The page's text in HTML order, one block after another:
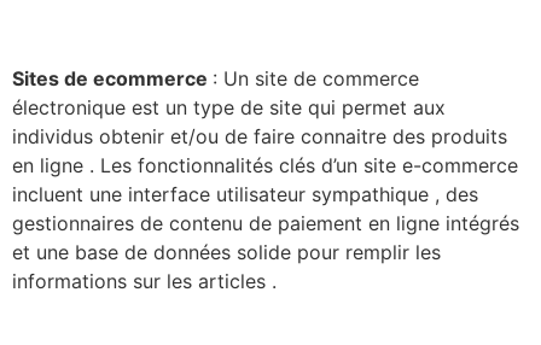
Sites de ecommerce : Un site de commerce
électronique est un type de site qui permet aux
individus obtenir et/ou de faire connaitre des produits
en ligne . Les fonctionnalités clés d’un site e-commerce
incluent une interface utilisateur sympathique , des
gestionnaires de contenu de paiement en ligne intégrés
et une base de données solide pour remplir les
informations sur les articles .